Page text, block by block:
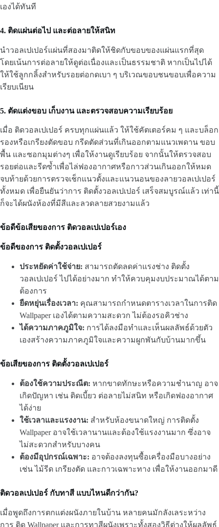
เองได้ทันที
4. ติดแผ่นต่อไป และต่อลายให้สนิท
นำวอลเปเปอร์แผ่นที่สองมาติดให้ชิดกับขอบของแผ่นแรกที่สุด
โดยเน้นการต่อลายให้ดูต่อเนื่องและเป็นธรรมชาติ หากเป็นไปได้
ให้ใช้ลูกกลิ้งสำหรับรอยต่อกดเบา ๆ บริเวณขอบชนขอบเพื่อความ
เรียบเนียน
5. ตัดแต่งขอบ เก็บงาน และตรวจสอบความเรียบร้อย
เมื่อ ติดวอลเปเปอร์ ครบทุกแผ่นแล้ว ให้ใช้คัตเตอร์คม ๆ และบล็อก
รองหรือเกรียงตัดขอบ กรีดตัดส่วนที่เกินออกตามแนวเพดาน ขอบ
พื้น และซอกมุมต่างๆ เพื่อให้งานดูเรียบร้อย จากนั้นให้ตรวจสอบ
รอยต่อและรีดซ้ำเพื่อไล่ฟองอากาศหรือกาวส่วนเกินออกให้หมด
จบท้ายด้วยการตรวจเช็กแนวตั้งและแนวนอนของลายวอลเปเปอร์
ทั้งหมด เพื่อยืนยันว่าการ ติดตั้งวอลเปเปอร์ เสร็จสมบูรณ์แล้ว เท่านี้
ก็จะได้ผนังห้องที่มีสีและลวดลายสวยงามแล้ว
ข้อดีข้อเสียของการ ติดวอลเปเปอร์เอง
ข้อดีของการ ติดตั้งวอลเปเปอร์
ประหยัดค่าใช้จ่าย: สามารถตัดลดค่าแรงช่าง ติดตั้ง
วอลเปเปอร์ ไปได้อย่างมาก ทำให้ควบคุมงบประมาณได้ตาม
ต้องการ
ยืดหยุ่นเรื่องเวลา: คุณสามารถกำหนดตารางเวลาในการติด
Wallpaper เองได้ตามความสะดวก ไม่ต้องรอคิวช่าง
ได้ความภาคภูมิใจ: การได้ลงมือทำและเห็นผลลัพธ์ด้วยตัว
เองสร้างความภาคภูมิใจและความผูกพันกับบ้านมากขึ้น
ข้อเสียของการ ติดตั้งวอลเปเปอร์
ต้องใช้ความประณีต: หากขาดทักษะหรือความชำนาญ อาจ
เกิดปัญหา เช่น ติดเบี้ยว ต่อลายไม่สนิท หรือเกิดฟองอากาศ
ได้ง่าย
ใช้เวลาและแรงงาน: สำหรับห้องขนาดใหญ่ การติดตั้ง
Wallpaper อาจใช้เวลานานและต้องใช้แรงงานมาก ซึ่งอาจ
ไม่สะดวกสำหรับบางคน
ต้องมีอุปกรณ์เฉพาะ: อาจต้องลงทุนซื้อเครื่องมือบางอย่าง
เช่น ไม้รีด เกรียงตัด และกาวเฉพาะทาง เพื่อให้งานออกมาดี
ติดวอลเปเปอร์ กับทาสี แบบไหนดีกว่ากัน?
เมื่อพูดถึงการตกแต่งผนังภายในบ้าน หลายคนมักลังเลระหว่าง
การ ติด Wallpaper และการทาสีผนังเพราะทั้งสองวิธีต่างให้ผลลัพธ์